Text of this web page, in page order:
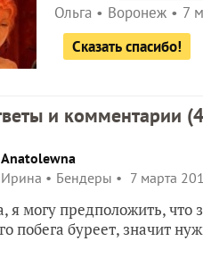
Ольга Воронеж
7
Сказать спасибо!
и комментарии (4
Anatolewna
Ирина
Бендеры 7 марта
я могу предположить, что
побега буреет, значит